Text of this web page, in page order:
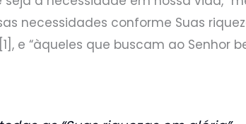
necessidades conforme Suas
e “àqueles que buscam ao Senhor